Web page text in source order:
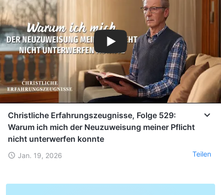
Christliche Erfahrungszeugnisse, Folge 529:
Warum ich mich der Neuzuweisung meiner Pflicht
nicht unterwerfen konnte
Jan. 19, 2026 Teilen